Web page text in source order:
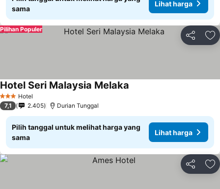
sama
Lihat harga
Bagikan
Pilihan Populer
3 BintangHotel
Hotel Seri Malaysia Melaka
7,1 2.405 Durian Tunggal
Pilih tanggal untuk melihat harga yang
sama
Lihat harga
Bagikan